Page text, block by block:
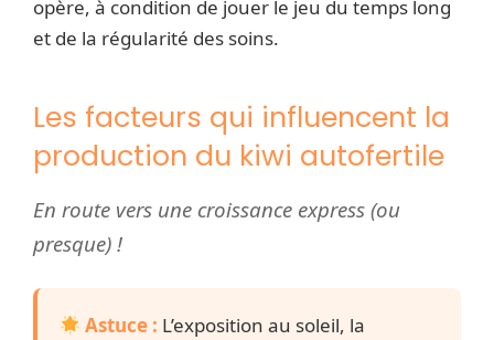
opère, à condition de jouer le jeu du temps long
et de la régularité des soins.
Les facteurs qui influencent la
production du kiwi autofertile
En route vers une croissance express (ou
presque) !
Astuce : L’exposition au soleil, la